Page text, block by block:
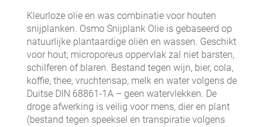
Kleurloze olie en was combinatie voor houten
snijplanken. Osmo Snijplank Olie is gebaseerd op
natuurlijke plantaardige oliën en wassen. Geschikt
voor hout; microporeus oppervlak zal niet barsten,
schilferen of blaren. Bestand tegen wijn, bier, cola,
koffie, thee, vruchtensap, melk en water volgens de
Duitse DIN 68861-1A – geen watervlekken. De
droge afwerking is veilig voor mens, dier en plant
(bestand tegen speeksel en transpiratie volgens